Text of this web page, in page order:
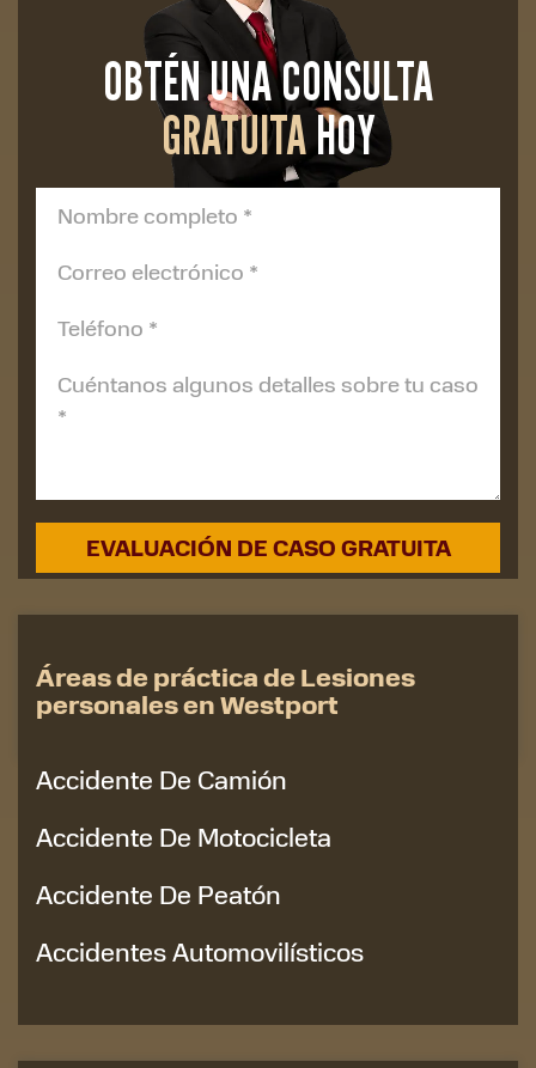
OBTÉN UNA CONSULTA
GRATUITAHOY
Áreas de práctica de Lesiones
personales en Westport
Accidente De Camión
Accidente De Motocicleta
Accidente De Peatón
Accidentes Automovilísticos